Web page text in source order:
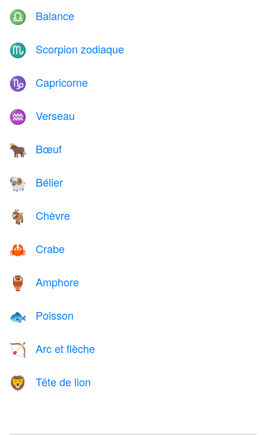
♎ Balance
♏ Scorpion zodiaque
♑ Capricorne
♒ Verseau
🐂 Bœuf
🐏 Bélier
🐐 Chèvre
🦀 Crabe
🏺 Amphore
🐟 Poisson
🏹 Arc et flèche
🦁 Tête de lion